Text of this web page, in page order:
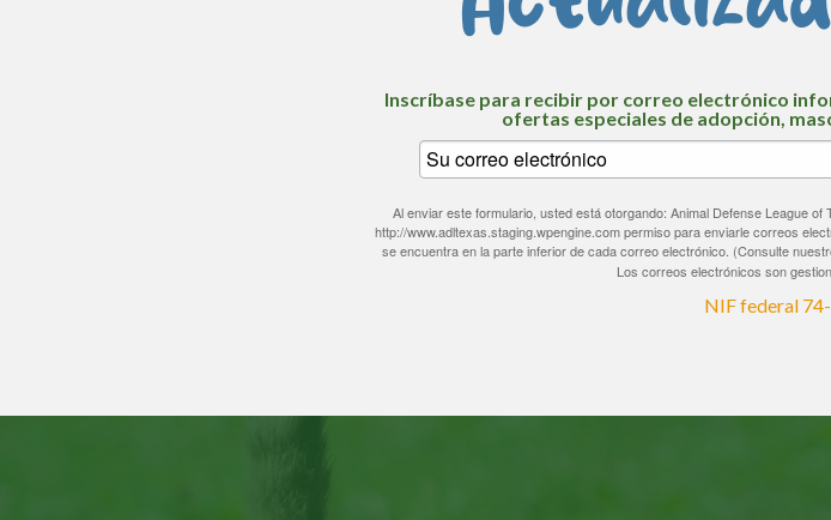
Inscríbase para recibir por correo electrónico
ofertas especiales de adopción,
Al enviar este formulario, usted está otorgando: Animal Defense League
http://www.adltexas.staging.wpengine.com permiso para enviarle correos
se encuentra en la parte inferior de cada correo electrónico. (Consulte
Los correos electrónicos son
NIF federal